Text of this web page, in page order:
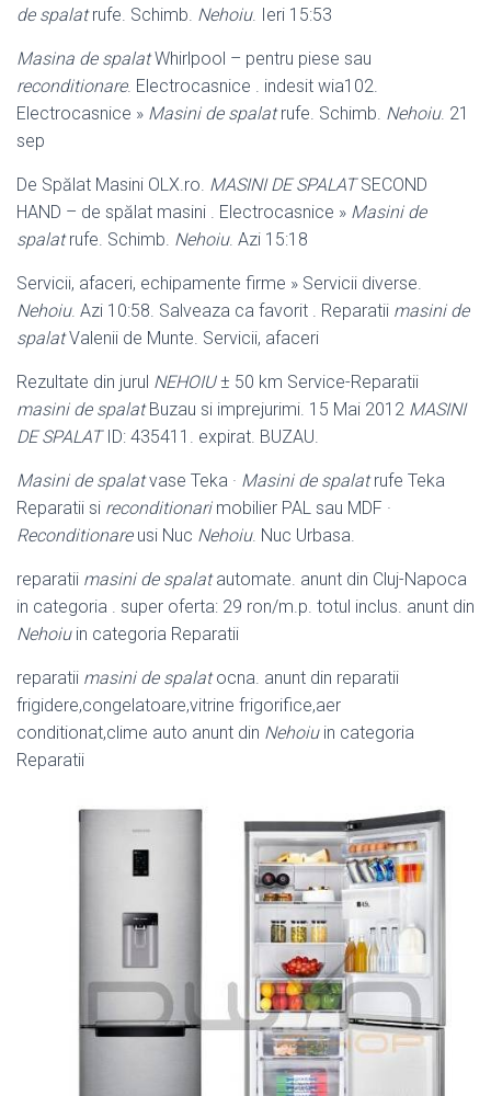
de spalatrufe. Schimb. Nehoiu. Ieri 15:53
Masina de spalatWhirlpool – pentru piese sau
reconditionare. Electrocasnice . indesit wia102.
Electrocasnice » Masini de spalatrufe. Schimb. Nehoiu. 21
sep
De Spălat Masini OLX.ro. MASINI DE SPALATSECOND
HAND – de spălat masini . Electrocasnice » Masini de
spalatrufe. Schimb. Nehoiu. Azi 15:18
Servicii, afaceri, echipamente firme » Servicii diverse.
Nehoiu. Azi 10:58. Salveaza ca favorit . Reparatii masini de
spalatValenii de Munte. Servicii, afaceri
Rezultate din jurul NEHOIU± 50 km Service-Reparatii
masini de spalatBuzau si imprejurimi. 15 Mai 2012 MASINI
DE SPALATID: 435411. expirat. BUZAU.
Masini de spalatvase Teka · Masini de spalatrufe Teka
Reparatii si reconditionarimobilier PAL sau MDF ·
Reconditionareusi Nuc Nehoiu. Nuc Urbasa.
reparatii masini de spalatautomate. anunt din Cluj-Napoca
in categoria . super oferta: 29 ron/m.p. totul inclus. anunt din
Nehoiuin categoria Reparatii
reparatii masini de spalatocna. anunt din reparatii
frigidere,congelatoare,vitrine frigorifice,aer
conditionat,clime auto anunt din Nehoiuin categoria
Reparatii